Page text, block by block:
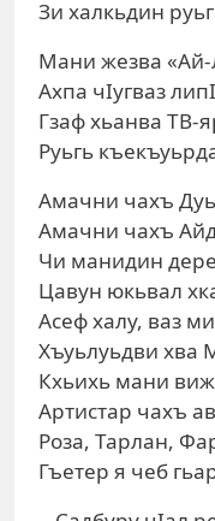
Зи халкьдин
Мани жезва «Ай-
Ахпа чIугваз
Гзаф хьанва ТВ-
Руьгь
Амачни чахъ
Амачни чахъ
Чи манидин
Цавун юкьвал
Асеф халу, ваз
Хъуьлуьдви хва
Кхьихь мани
Артистар чахъ
Роза,
Гъетер я чеб